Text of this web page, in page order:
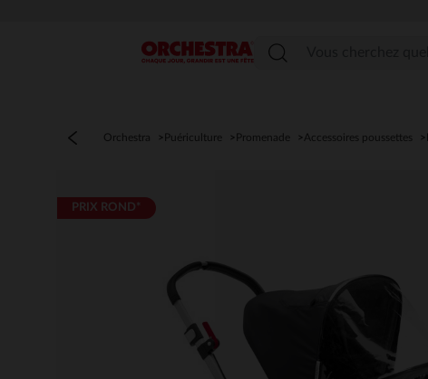
Menu
Orchestra Puériculture Promenade Accessoires poussettes
PRIX ROND*